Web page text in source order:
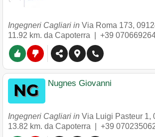
Ingegneri Cagliari in Via Roma 173,
11.92 km. da Capoterra | +39
Nugnes Giovanni
Ingegneri Cagliari in Via Luigi Pasteur 1,
13.82 km. da Capoterra | +39